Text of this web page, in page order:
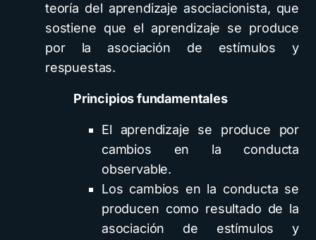
teoría del aprendizaje asociacionista, que
sostiene que el aprendizaje se produce
por la asociación de estímulos y
respuestas.
Principios fundamentales
El aprendizaje se produce por
cambios en la conducta
observable.
Los cambios en la conducta se
producen como resultado de la
asociación de estímulos y